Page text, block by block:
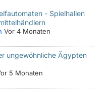
- Spielhallen
Vor 4 Monaten
ungewöhnliche Ägypten
5 Monaten